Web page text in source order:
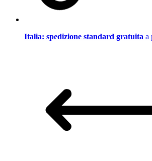
Italia: spedizione standard gratuita a